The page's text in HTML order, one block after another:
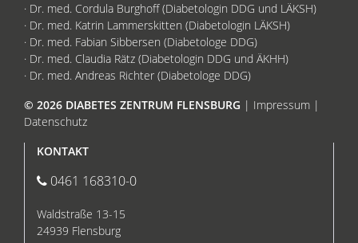
· Dr. med. Cordula Burghoff (Diabetologin DDG und LÄKSH)
· Dr. med. Katrin Lammerskitten (Diabetologin LÄKSH)
· Dr. med. Fabian Sibbersen (Diabetologe DDG)
· Dr. med. Claudia Rätz (Diabetologin DDG und ÄKHH)
· Dr. med. Andreas Richter (Diabetologe DDG)
© 2026 DIABETES ZENTRUM FLENSBURG | Impressum |
Datenschutz
KONTAKT
0461 168310-0
Waldstraße 13-15
24939 Flensburg